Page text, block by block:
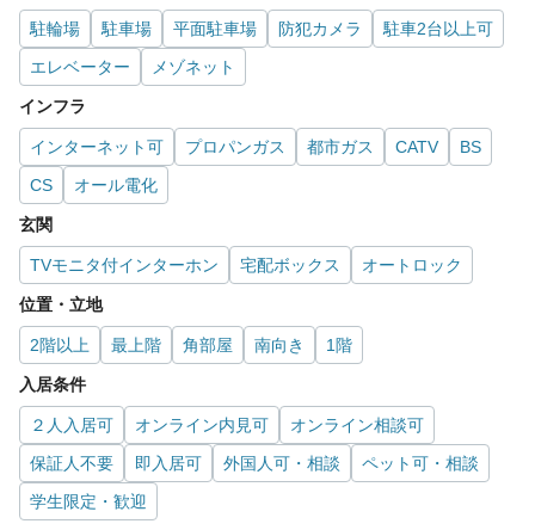
駐輪場 駐車場 平面駐車場 防犯カメラ
駐車2台以上可
エレベーター
メゾネット
インフラ
インターネット可 プロパンガス 都市ガス CATV
BS
CS
オール電化
玄関
TVモニタ付インターホン 宅配ボックス オートロック
位置・立地
2階以上 最上階 角部屋 南向き 1階
入居条件
２人入居可 オンライン内見可
オンライン相談可
保証人不要
即入居可 外国人可・相談
ペット可・相談
学生限定・歓迎